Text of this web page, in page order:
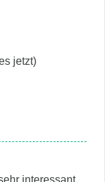
jetzt)
interessant.